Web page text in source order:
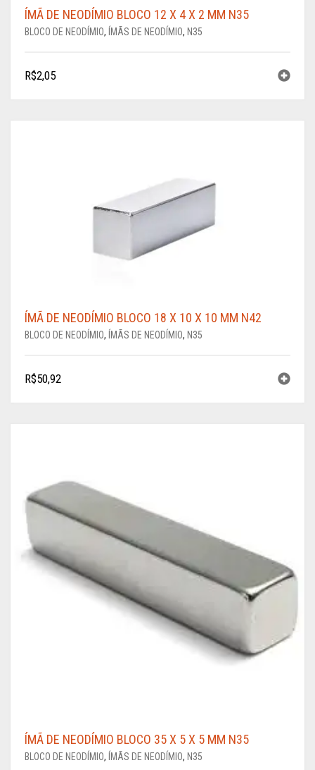
ÍMÃ DE NEODÍMIO BLOCO 12 X 4 X 2 MM N35
BLOCO DE NEODÍMIO, ÍMÃS DE NEODÍMIO, N35
R$2,05
ÍMÃ DE NEODÍMIO BLOCO 18 X 10 X 10 MM N42
BLOCO DE NEODÍMIO, ÍMÃS DE NEODÍMIO, N35
R$50,92
ÍMÃ DE NEODÍMIO BLOCO 35 X 5 X 5 MM N35
BLOCO DE NEODÍMIO, ÍMÃS DE NEODÍMIO, N35